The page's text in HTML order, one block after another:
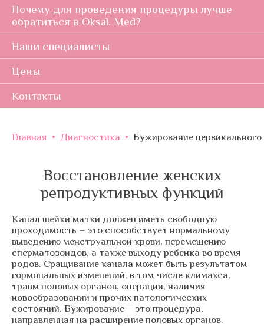
Почему для проведения процедуры лучше
обратиться в Oksal. Med?
Наши специалисты
Цены
Контакты
Главная • Диагностика • Бужирование
Восстановление женских
репродуктивных функций
Канал шейки матки должен иметь свободную
проходимость – это способствует нормальному
выведению менструальной крови, перемещению
сперматозоидов, а также выходу ребенка во время
родов. Сращивание канала может быть результатом
гормональных изменений, в том числе климакса,
травм половых органов, операций, наличия
новообразований и прочих патологических
состояний. Бужирование – это процедура,
направленная на расширение половых органов.